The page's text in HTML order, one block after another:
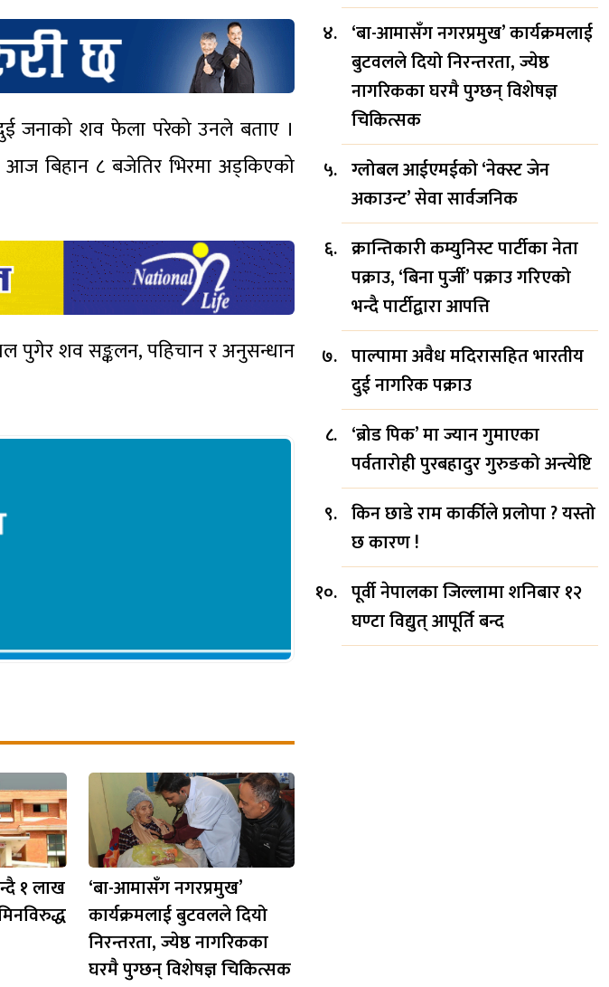
जनाको शव फेला परेको उनले बताए ।
आज बिहान ८ बजेतिर भिरमा अड्किएको
पुगेर शव सङ्कलन, पहिचान र अनुसन्धान
१ लाख
‘बा-आमासँग नगरप्रमुख’
कार्यक्रमलाई बुटवलले दियो
निरन्तरता, ज्येष्ठ नागरिकका
घरमै पुग्छन् विशेषज्ञ चिकित्सक
‘बा-आमासँग नगरप्रमुख’ कार्यक्रमलाई
बुटवलले दियो निरन्तरता, ज्येष्ठ
नागरिकका घरमै पुग्छन् विशेषज्ञ
चिकित्सक
ग्लोबल आईएमईको ‘नेक्स्ट जेन
अकाउन्ट’ सेवा सार्वजनिक
क्रान्तिकारी कम्युनिस्ट पार्टीका नेता
पक्राउ, ‘बिना पुर्जी’ पक्राउ गरिएको
भन्दै पार्टीद्वारा आपत्ति
पाल्पामा अवैध मदिरासहित भारतीय
दुई नागरिक पक्राउ
‘ब्रोड पिक’ मा ज्यान गुमाएका
पर्वतारोही पुरबहादुर गुरुङको अन्त्येष्टि
किन छाडे राम कार्कीले प्रलोपा ? यस्तो
छ कारण !
पूर्वी नेपालका जिल्लामा शनिबार १२
घण्टा विद्युत् आपूर्ति बन्द